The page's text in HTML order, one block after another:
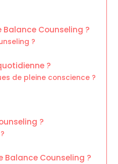
Counseling ?
?
?
de pleine conscience ?
?
Balance Counseling ?